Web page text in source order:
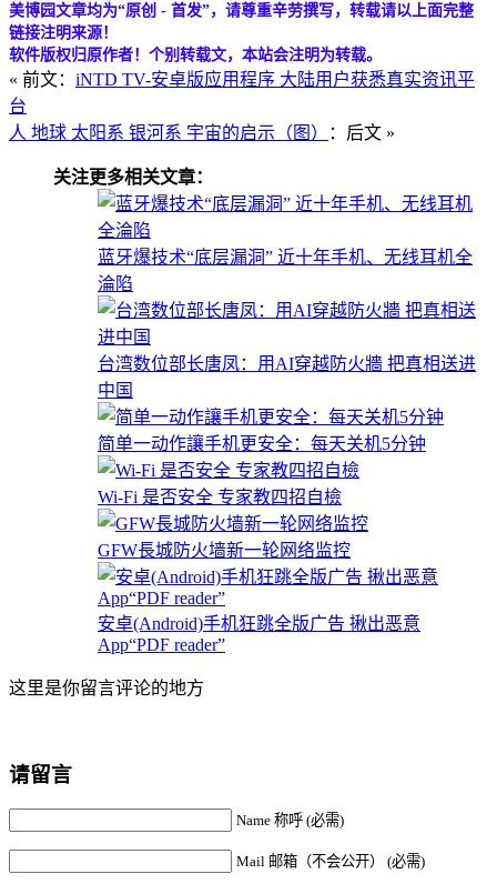
美博园文章均为“原创 - 首发”，请尊重辛劳撰写，转载请以上面完整
链接注明来源！
软件版权归原作者！个别转载文，本站会注明为转载。
« 前文： iNTD TV-安卓版应用程序 大陆用户获悉真实资讯平
台
人 地球 太阳系 银河系 宇宙的启示（图）
：后文 »
关注更多相关文章：
蓝牙爆技术“底层漏洞” 近十年手机、无线耳机全
淪陷
台湾数位部长唐凤：用AI穿越防火牆 把真相送进
中国
简单一动作讓手机更安全：每天关机5分钟
Wi-Fi 是否安全 专家教四招自檢
GFW長城防火墙新一轮网络监控
安卓(Android)手机狂跳全版广告 揪出恶意
App“PDF reader”
这里是你留言评论的地方
请留言
Name 称呼 (必需)
Mail 邮箱（不会公开） (必需)